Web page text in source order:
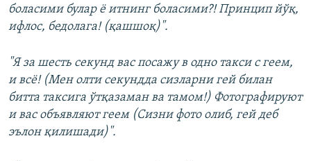
боласими булар ё итнинг боласими?! Принцип йўқ,
ифлос, бедолага! (қашшоқ)".
"Я за шесть секунд вас посажу в одно такси с геем,
и всё! (Мен олти секундда сизларни гей билан
битта таксига ўтқазаман ва тамом!) Фотографируют
и вас объявляют геем (Сизни фото олиб, гей деб
эълон қилишади)".